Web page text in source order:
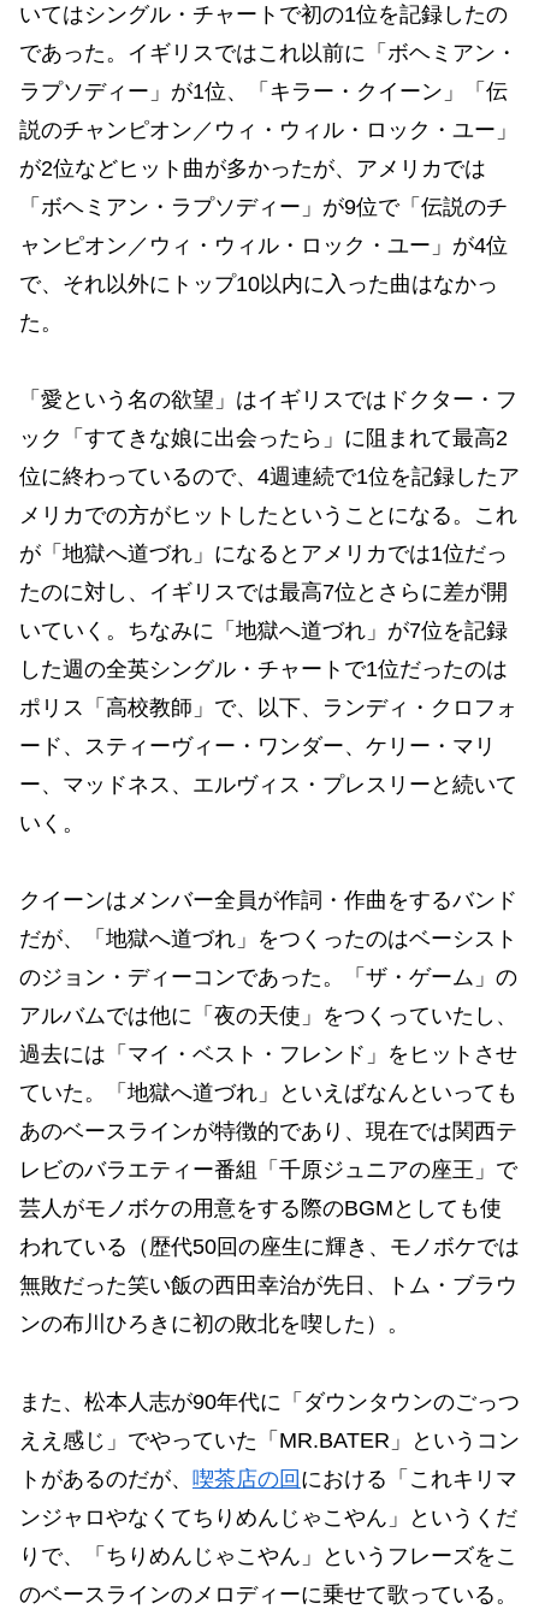
いてはシングル・チャートで初の1位を記録したの
であった。イギリスではこれ以前に「ボヘミアン・
ラプソディー」が1位、「キラー・クイーン」「伝
説のチャンピオン／ウィ・ウィル・ロック・ユー」
が2位などヒット曲が多かったが、アメリカでは
「ボヘミアン・ラプソディー」が9位で「伝説のチ
ャンピオン／ウィ・ウィル・ロック・ユー」が4位
で、それ以外にトップ10以内に入った曲はなかっ
た。
「愛という名の欲望」はイギリスではドクター・フ
ック「すてきな娘に出会ったら」に阻まれて最高2
位に終わっているので、4週連続で1位を記録したア
メリカでの方がヒットしたということになる。これ
が「地獄へ道づれ」になるとアメリカでは1位だっ
たのに対し、イギリスでは最高7位とさらに差が開
いていく。ちなみに「地獄へ道づれ」が7位を記録
した週の全英シングル・チャートで1位だったのは
ポリス「高校教師」で、以下、ランディ・クロフォ
ード、スティーヴィー・ワンダー、ケリー・マリ
ー、マッドネス、エルヴィス・プレスリーと続いて
いく。
クイーンはメンバー全員が作詞・作曲をするバンド
だが、「地獄へ道づれ」をつくったのはベーシスト
のジョン・ディーコンであった。「ザ・ゲーム」の
アルバムでは他に「夜の天使」をつくっていたし、
過去には「マイ・ベスト・フレンド」をヒットさせ
ていた。「地獄へ道づれ」といえばなんといっても
あのベースラインが特徴的であり、現在では関西テ
レビのバラエティー番組「千原ジュニアの座王」で
芸人がモノボケの用意をする際のBGMとしても使
われている（歴代50回の座生に輝き、モノボケでは
無敗だった笑い飯の西田幸治が先日、トム・ブラウ
ンの布川ひろきに初の敗北を喫した）。
また、松本人志が90年代に「ダウンタウンのごっつ
ええ感じ」でやっていた「MR.BATER」というコン
トがあるのだが、 喫茶店の回 における「これキリマ
ンジャロやなくてちりめんじゃこやん」というくだ
りで、「ちりめんじゃこやん」というフレーズをこ
のベースラインのメロディーに乗せて歌っている。